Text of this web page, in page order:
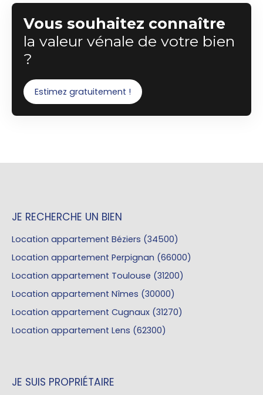
Vous souhaitez connaître
la valeur vénale de votre bien
?
Estimez gratuitement !
JE RECHERCHE UN BIEN
Location appartement Béziers (34500)
Location appartement Perpignan (66000)
Location appartement Toulouse (31200)
Location appartement Nîmes (30000)
Location appartement Cugnaux (31270)
Location appartement Lens (62300)
JE SUIS PROPRIÉTAIRE